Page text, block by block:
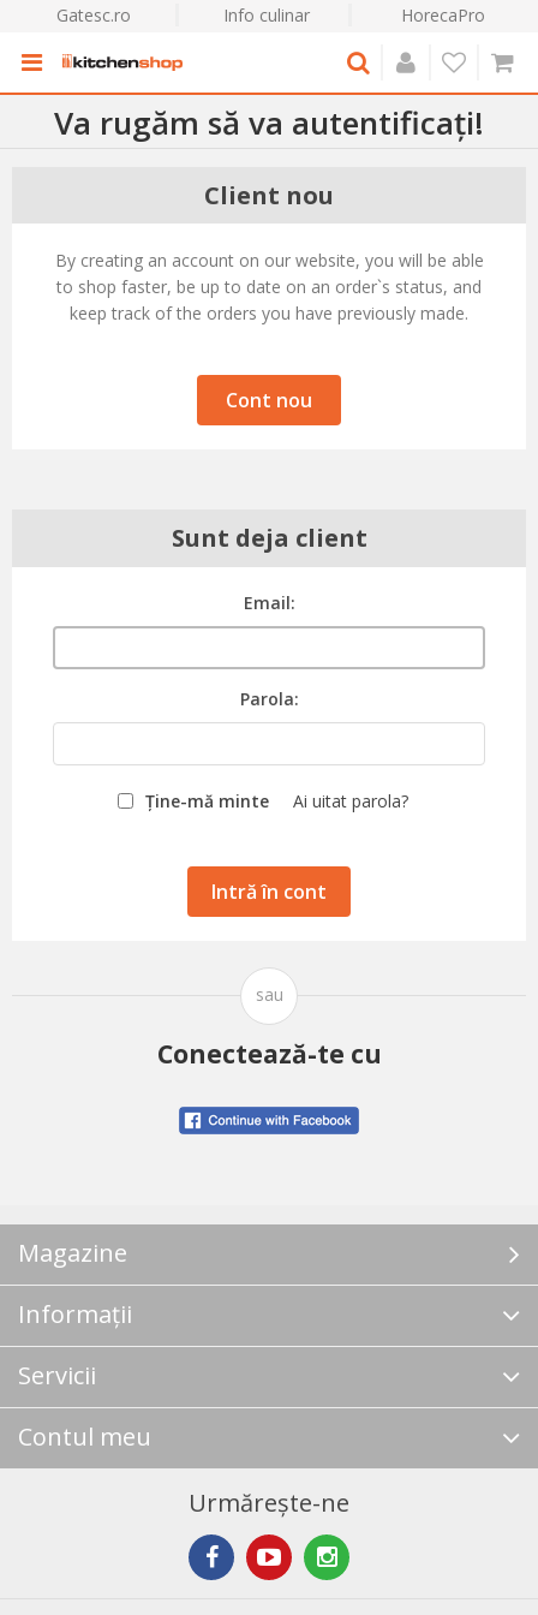
Gatesc.ro Info culinar HorecaPro
Va rugăm să va autentificați!
Client nou
By creating an account on our website, you will be able
to shop faster, be up to date on an order`s status, and
keep track of the orders you have previously made.
Cont nou
Sunt deja client
Email:
Parola:
Ține-mă minte Ai uitat parola?
Intră în cont
sau
Conectează-te cu
Magazine
Informații
Servicii
Contul meu
Urmărește-ne